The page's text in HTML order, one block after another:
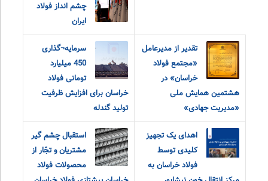
چشم انداز فولاد
ایران
تقدیر از مدیرعامل
«مجتمع فولاد
خراسان» در
هشتمین همایش ملی
«مدیریت جهادی»
سرمایه¬گذاری
450 میلیارد
تومانی فولاد
خراسان برای افزایش ظرفیت
تولید گندله
اهدای یک تجهیز
کلیدی توسط
فولاد خراسان به
استقبال چشم گیر
مشتریان و تجّار از
محصولات فولاد